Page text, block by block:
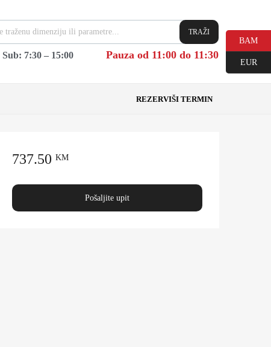
TRAŽI
Sub: 7:30 – 15:00 Pauza od 11:00 do 11:30
REZERVIŠI TERMIN
737.50 KM
Pošaljite upit
BAM
EUR